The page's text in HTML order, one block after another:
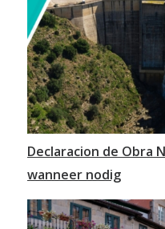
Declaracion de Obra
wanneer nodig